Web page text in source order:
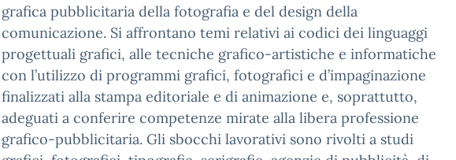
grafica pubblicitaria della fotografia e del design della
comunicazione. Si affrontano temi relativi ai codici dei linguaggi
progettuali grafici, alle tecniche grafico-artistiche e informatiche
con l’utilizzo di programmi grafici, fotografici e d’impaginazione
finalizzati alla stampa editoriale e di animazione e, soprattutto,
adeguati a conferire competenze mirate alla libera professione
grafico-pubblicitaria. Gli sbocchi lavorativi sono rivolti a studi